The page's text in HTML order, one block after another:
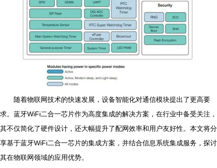
随着物联网技术的快速发展，设备智能化对通信模块提出了更高要
求。蓝牙WiFi二合一芯片作为高度集成的解决方案，在行业中备受关注，
其不仅简化了硬件设计，还大幅提升了配网效率和用户友好性。本文将分
享基于蓝牙WiFi二合一芯片的集成方案，并结合信息系统集成服务，探讨
其在物联网领域的应用优势。